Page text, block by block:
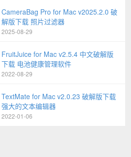
CameraBag Pro for Mac v2025.2.0 破
解版下载 照片过滤器
2025-08-29
FruitJuice for Mac v2.5.4 中文破解版
下载 电池健康管理软件
2022-08-29
TextMate for Mac v2.0.23 破解版下载
强大的文本编辑器
2022-01-06